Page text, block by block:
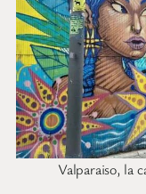
Valparaiso, la